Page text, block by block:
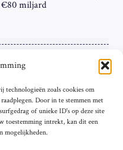
technologieën zoals cookies om
Door in te stemmen met
of unieke ID's op deze site
toestemming intrekt, kan dit een
mogelijkheden.
€80 miljard
bij de ‘Grote Vier’